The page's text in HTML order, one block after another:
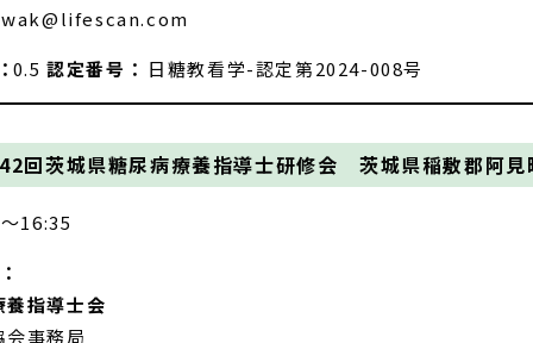
0.5認定番号 ： 日糖教看学-認定第2024-008号
回茨城県糖尿病療養指導士研修会 茨城県稲敷郡阿見
16:35
養指導士会
事務局